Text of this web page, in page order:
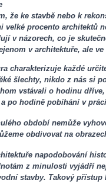
že ke stavbě nebo k
velké procento architektů
v názorech, co je
v architektuře, ale
charakterizuje každé
šlechty, nikdo z nás si
vstávali o hodinu
po hodině pobíhání v
období nemůže
obdivovat na
napodobování
z minulosti vyjádří
stavby. Takový